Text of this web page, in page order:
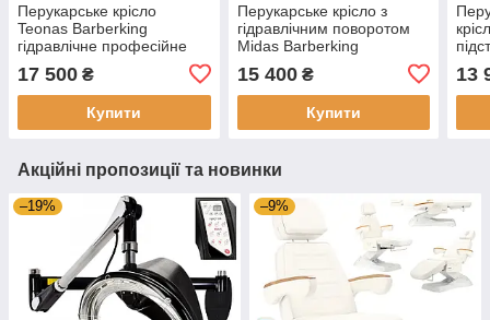
Перукарське крісло
Teonas Barberking
гідравлічне професійне
підголівник сталева кругла
основа
17 500 ₴
Купити
Перукарське крісло з
гідравлічним поворотом
Midas Barberking
підставки для ніг Чорно-
золотисте
15 400₴
Купити
13
Акційні пропозиції та новинки
–19% –9%